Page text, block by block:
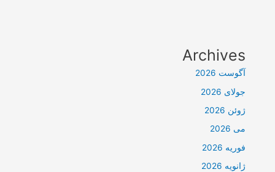
Archives
آگوست 2026
جولای 2026
ژوئن 2026
می 2026
فوریه 2026
ژانویه 2026